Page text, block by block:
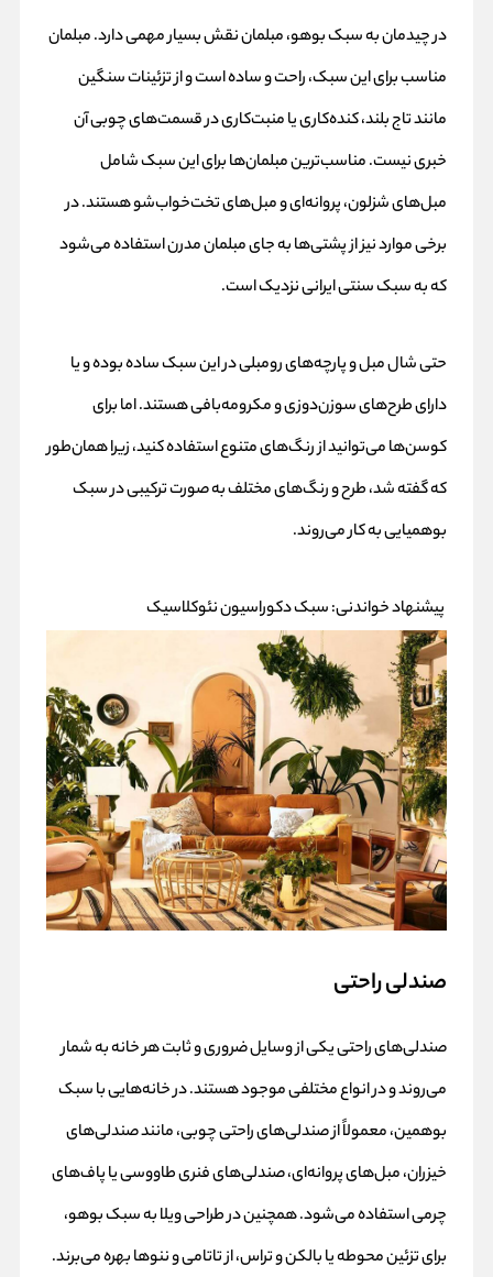
در چیدمان به سبک بوهو، مبلمان نقش بسیار مهمی دارد. مبلمان
مناسب برای این سبک، راحت و ساده است و از تزئینات سنگین
مانند تاج بلند، کنده‌کاری یا منبت‌کاری در قسمت‌های چوبی آن
خبری نیست. مناسب‌ترین مبلمان‌ها برای این سبک شامل
مبل‌های شزلون، پروانه‌ای و مبل‌های تخت‌خواب‌شو هستند. در
برخی موارد نیز از پشتی‌ها به جای مبلمان مدرن استفاده می‌شود
که به سبک سنتی ایرانی نزدیک است.
حتیشال مبلو پارچه‌های رومبلی در این سبک ساده بوده و یا
دارای طرح‌های سوزن‌دوزی و مکرومه‌بافی هستند. اما برای
کوسن‌ها می‌توانید از رنگ‌های متنوع استفاده کنید، زیرا همان‌طور
که گفته شد، طرح و رنگ‌های مختلف به صورت ترکیبی در سبک
بوهمیایی به کار می‌روند.
پیشنهاد خواندنی:سبک دکوراسیون نئوکلاسیک
صندلی راحتی
صندلی‌های راحتی یکی از وسایل ضروری و ثابت هر خانه به شمار
می‌روند و در انواع مختلفی موجود هستند. در خانه‌هایی با سبک
بوهمین، معمولاً از صندلی‌های راحتی چوبی، مانند صندلی‌های
خیزران، مبل‌های پروانه‌ای، صندلی‌های فنری طاووسی یا پاف‌های
چرمی استفاده می‌شود. همچنین در طراحی ویلا به سبک بوهو،
برای تزئین محوطه یا بالکن و تراس، از تاتامی و ننوها بهره می‌برند.